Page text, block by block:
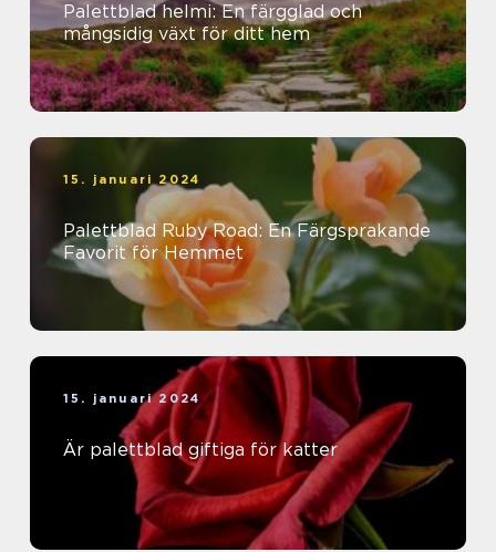
Palettblad helmi: En färgglad och
mångsidig växt för ditt hem
15. januari 2024
Palettblad Ruby Road: En Färgsprakande
Favorit för Hemmet
15. januari 2024
Är palettblad giftiga för katter